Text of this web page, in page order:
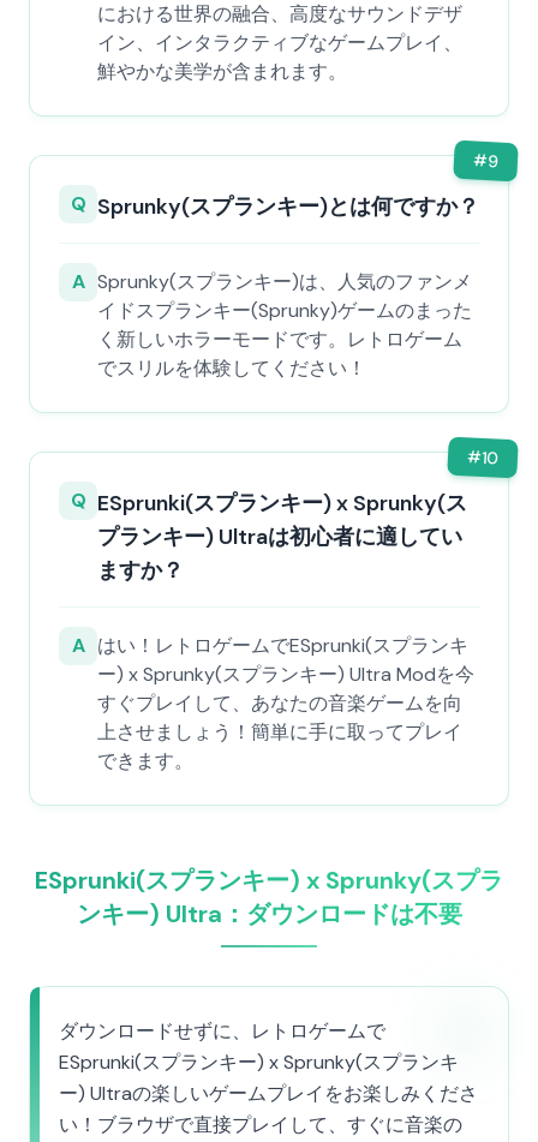
における世界の融合、高度なサウンドデザ
イン、インタラクティブなゲームプレイ、
鮮やかな美学が含まれます。
#9
Q Sprunky(スプランキー)とは何ですか？
A Sprunky(スプランキー)は、人気のファンメ
イドスプランキー(Sprunky)ゲームのまった
く新しいホラーモードです。レトロゲーム
でスリルを体験してください！
#10
Q ESprunki(スプランキー) x Sprunky(ス
プランキー) Ultraは初心者に適してい
ますか？
A はい！レトロゲームでESprunki(スプランキ
ー) x Sprunky(スプランキー) Ultra Modを今
すぐプレイして、あなたの音楽ゲームを向
上させましょう！簡単に手に取ってプレイ
できます。
ESprunki(スプランキー) x Sprunky(スプラ
ンキー) Ultra：ダウンロードは不要
ダウンロードせずに、レトロゲームで
ESprunki(スプランキー) x Sprunky(スプランキ
ー) Ultraの楽しいゲームプレイをお楽しみくださ
い！ブラウザで直接プレイして、すぐに音楽の